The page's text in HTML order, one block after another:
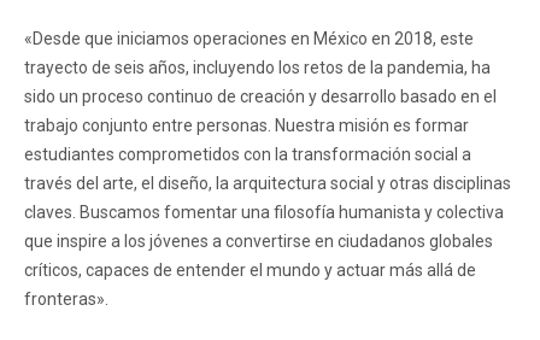
«Desde que iniciamos operaciones en México en 2018, este
trayecto de seis años, incluyendo los retos de la pandemia, ha
sido un proceso continuo de creación y desarrollo basado en el
trabajo conjunto entre personas. Nuestra misión es formar
estudiantes comprometidos con la transformación social a
través del arte, el diseño, la arquitectura social y otras disciplinas
claves. Buscamos fomentar una filosofía humanista y colectiva
que inspire a los jóvenes a convertirse en ciudadanos globales
críticos, capaces de entender el mundo y actuar más allá de
fronteras».